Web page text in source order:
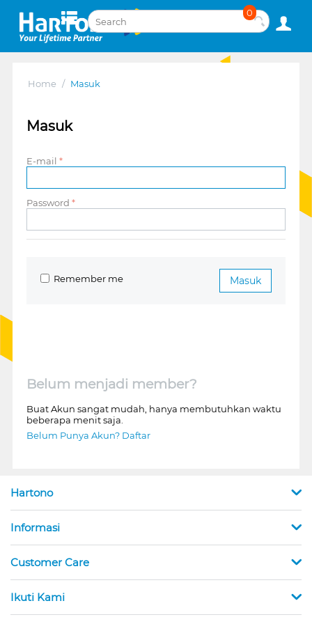
0
Home / Masuk
Masuk
E-mail
Password
Masuk
Remember me
Belum menjadi member?
Buat Akun sangat mudah, hanya membutuhkan waktu
beberapa menit saja.
Belum Punya Akun? Daftar
Hartono
Informasi
Customer Care
Ikuti Kami